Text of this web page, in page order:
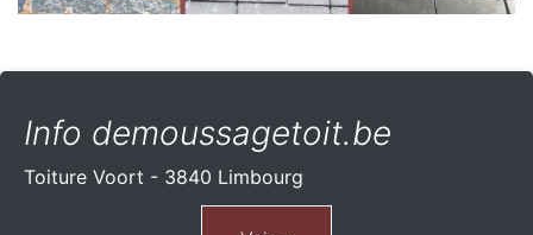
Info demoussagetoit.be
Toiture Voort - 3840 Limbourg